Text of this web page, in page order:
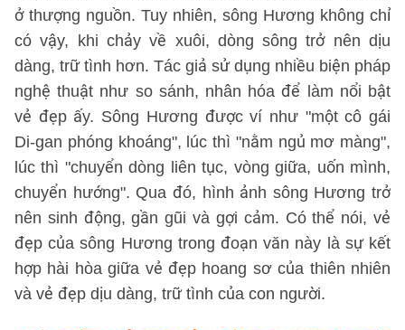
ở thượng nguồn. Tuy nhiên, sông Hương không chỉ
có vậy, khi chảy về xuôi, dòng sông trở nên dịu
dàng, trữ tình hơn. Tác giả sử dụng nhiều biện pháp
nghệ thuật như so sánh, nhân hóa để làm nổi bật
vẻ đẹp ấy. Sông Hương được ví như "một cô gái
Di-gan phóng khoáng", lúc thì "nằm ngủ mơ màng",
lúc thì "chuyển dòng liên tục, vòng giữa, uốn mình,
chuyển hướng". Qua đó, hình ảnh sông Hương trở
nên sinh động, gần gũi và gợi cảm. Có thể nói, vẻ
đẹp của sông Hương trong đoạn văn này là sự kết
hợp hài hòa giữa vẻ đẹp hoang sơ của thiên nhiên
và vẻ đẹp dịu dàng, trữ tình của con người.